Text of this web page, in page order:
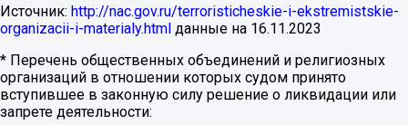
Источник: http://nac.gov.ru/terroristicheskie-i-ekstremistskie-
organizacii-i-materialy.html данные на 16.11.2023
* Перечень общественных объединений и религиозных
организаций в отношении которых судом принято
вступившее в законную силу решение о ликвидации или
запрете деятельности: